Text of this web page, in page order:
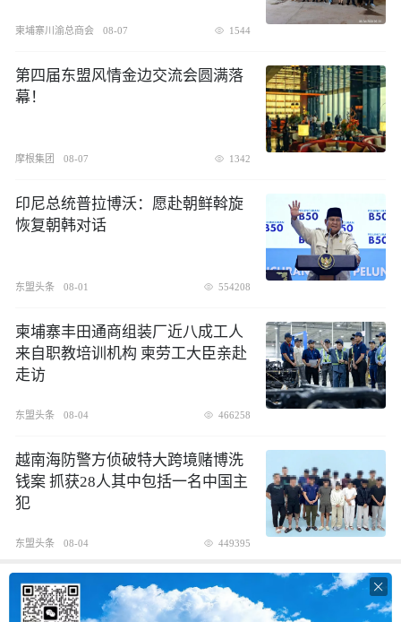
柬埔寨川渝总商会 08-07 1544
第四届东盟风情金边交流会圆满落
幕！
摩根集团 08-07 1342
印尼总统普拉博沃：愿赴朝鲜斡旋
恢复朝韩对话
东盟头条 08-01 554208
柬埔寨丰田通商组装厂近八成工人
来自职教培训机构 柬劳工大臣亲赴
走访
东盟头条 08-04 466258
越南海防警方侦破特大跨境赌博洗
钱案 抓获28人其中包括一名中国主
犯
东盟头条 08-04 449395
